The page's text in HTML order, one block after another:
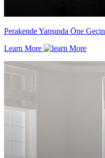
Perakende Yarışında Öne Geçin
Learn More